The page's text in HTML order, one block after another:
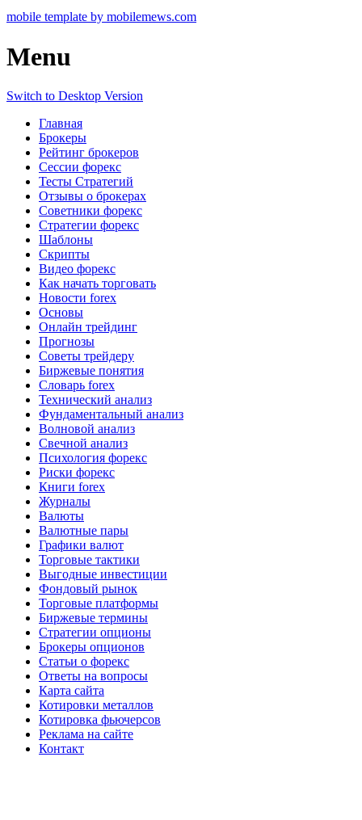
mobile template by mobilemews.com
Menu
Switch to Desktop Version
Главная
Брокеры
Рейтинг брокеров
Сессии форекс
Тесты Стратегий
Отзывы о брокерах
Советники форекс
Стратегии форекс
Шаблоны
Скрипты
Видео форекс
Как начать торговать
Новости forex
Основы
Онлайн трейдинг
Прогнозы
Советы трейдеру
Биржевые понятия
Словарь forex
Технический анализ
Фундаментальный анализ
Волновой анализ
Свечной анализ
Психология форекс
Риски форекс
Книги forex
Журналы
Валюты
Валютные пары
Графики валют
Торговые тактики
Выгодные инвестиции
Фондовый рынок
Торговые платформы
Биржевые термины
Стратегии опционы
Брокеры опционов
Статьи о форекс
Ответы на вопросы
Карта сайта
Котировки металлов
Котировка фьючерсов
Реклама на сайте
Контакт